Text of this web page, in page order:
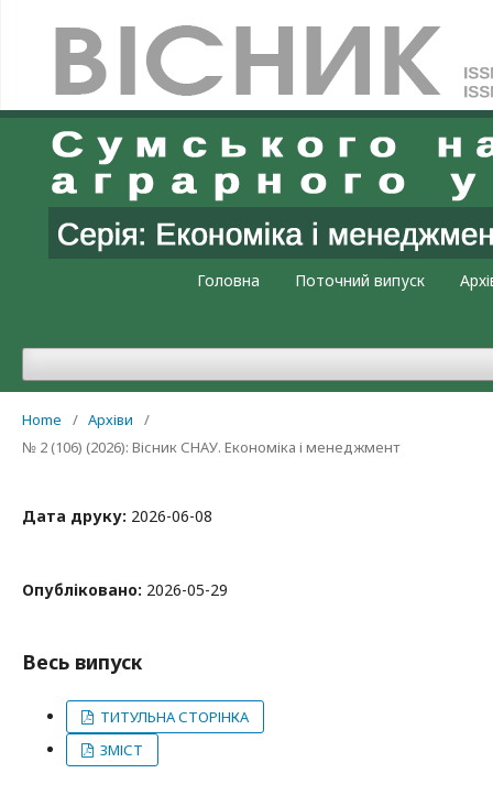
Головна Поточний випуск
Home / Архіви
/
№ 2 (106) (2026): Вісник СНАУ. Економіка і менеджмент
Дата друку: 2026-06-08
Опубліковано: 2026-05-29
Весь випуск
ТИТУЛЬНА СТОРІНКА
ЗМІСТ